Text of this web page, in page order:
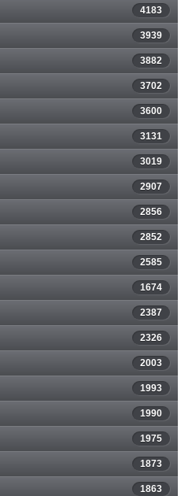
4183
3939
3882
3702
3600
3131
3019
2907
2856
2852
2585
1674
2387
2326
2003
1993
1990
1975
1873
1863